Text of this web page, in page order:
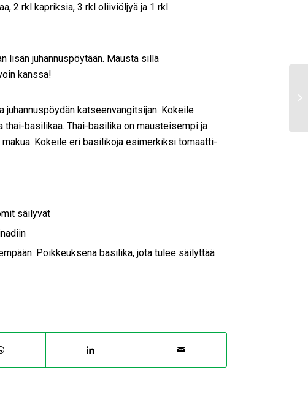
2 rkl kapriksia, 3 rkl oliiviöljyä ja 1 rkl
lisän juhannuspöytään. Mausta sillä
kanssa!
katseenvangitsijan. Kokeile
basilikaa. Thai-basilika on mausteisempi ja
Kokeile eri basilikoja esimerkiksi tomaatti-
säilyvät
Poikkeuksena basilika, jota tulee säilyttää